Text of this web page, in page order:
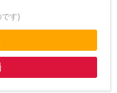
です)